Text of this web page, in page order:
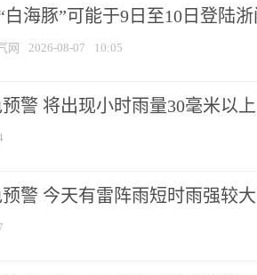
白海豚”可能于9日至10日登陆
网 2026-08-07 10:05
警 将出现小时雨量30毫米以
警 今天有雷阵雨短时雨强较大